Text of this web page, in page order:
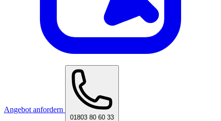
Angebot anfordern
01803 80 60 33